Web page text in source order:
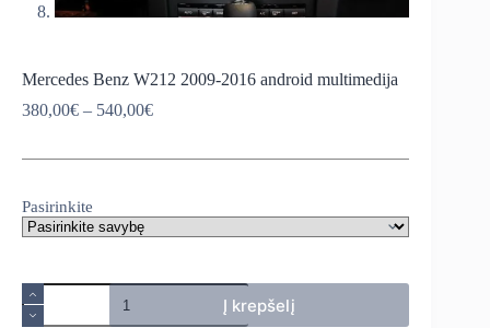
Mercedes Benz W212 2009-2016 android multimedija
380,00€ – 540,00€Price
Pasirinkite
produkto
kiekis:
Į krepšelį